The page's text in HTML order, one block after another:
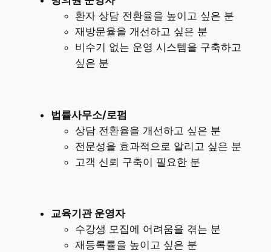
환자 상담 전환율을 높이고 싶은 분
재방문율을 개선하고 싶은 분
비수기 없는 운영 시스템을 구축하고
싶은 분
법률사무소/로펌
상담 전환율을 개선하고 싶은 분
전문성을 효과적으로 알리고 싶은 분
고객 신뢰 구축이 필요한 분
교육기관 운영자
수강생 모집에 어려움을 겪는 분
재등록률을 높이고 싶은 분